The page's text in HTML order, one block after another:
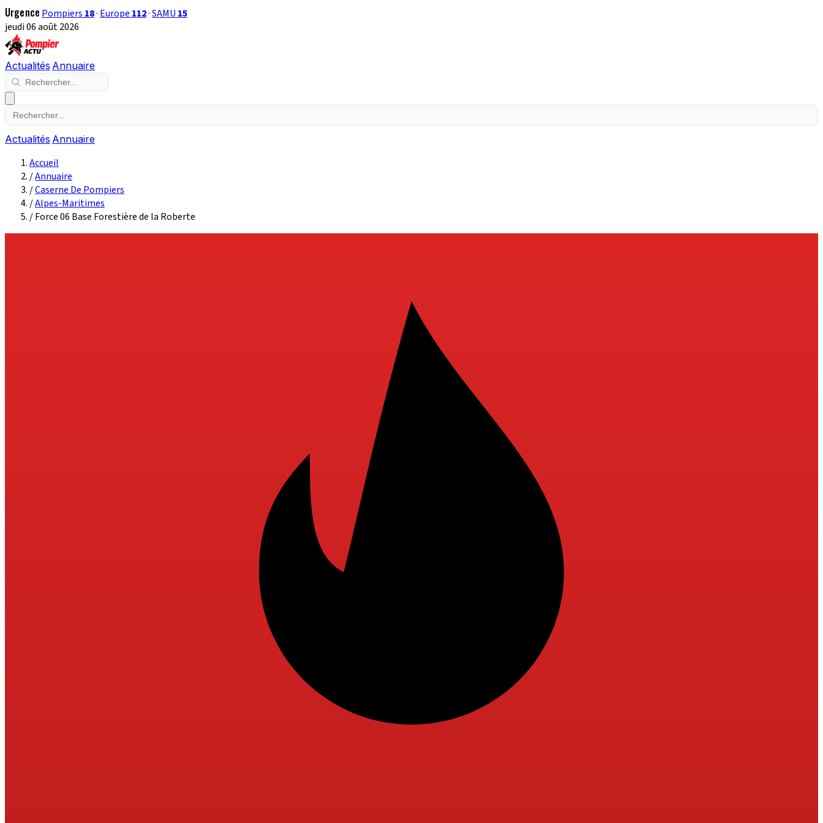
Urgence Pompiers 18· Europe 112·SAMU 15
jeudi 06 août 2026
Actualités Annuaire
Actualités Annuaire
Accueil
/Annuaire
/Caserne De Pompiers
/Alpes-Maritimes
/Force 06 Base Forestière de la Roberte